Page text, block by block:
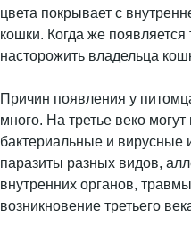
цвета покрывает с
кошки. Когда же появляется
насторожить владельца
Причин появления у
много. На третье веко
бактериальные и вирусные
паразиты разных видов,
внутренних органов,
возникновение третьего